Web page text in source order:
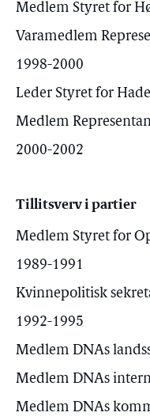
Medlem Styret for
Varamedlem
1998-2000
Leder Styret for
Medlem
2000-2002
Tillitsverv i partier
Medlem Styret for
1989-1991
Kvinnepolitisk
1992-1995
Medlem DNAs
Medlem DNAs
Medlem DNAs